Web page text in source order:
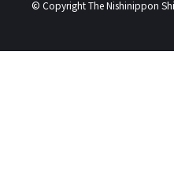
© Copyright The Nishinippon